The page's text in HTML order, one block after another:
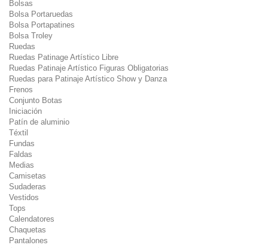
Bolsas
Bolsa Portaruedas
Bolsa Portapatines
Bolsa Troley
Ruedas
Ruedas Patinage Artístico Libre
Ruedas Patinaje Artístico Figuras Obligatorias
Ruedas para Patinaje Artístico Show y Danza
Frenos
Conjunto Botas
Iniciación
Patín de aluminio
Téxtil
Fundas
Faldas
Medias
Camisetas
Sudaderas
Vestidos
Tops
Calendatores
Chaquetas
Pantalones